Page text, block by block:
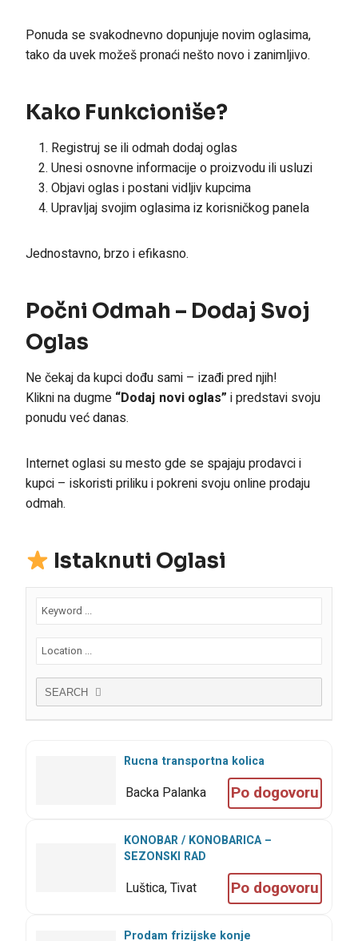
Ponuda se svakodnevno dopunjuje novim oglasima,
tako da uvek možeš pronaći nešto novo i zanimljivo.
Kako Funkcioniše?
Registruj se ili odmah dodaj oglas
Unesi osnovne informacije o proizvodu ili usluzi
Objavi oglas i postani vidljiv kupcima
Upravljaj svojim oglasima iz korisničkog panela
Jednostavno, brzo i efikasno.
Počni Odmah – Dodaj Svoj
Oglas
Ne čekaj da kupci dođu sami – izađi pred njih!
Klikni na dugme “Dodaj novi oglas” i predstavi svoju
ponudu već danas.
Internet oglasi su mesto gde se spajaju prodavci i
kupci – iskoristi priliku i pokreni svoju online prodaju
odmah.
Istaknuti Oglasi
SEARCH
Rucna transportna kolica
Backa Palanka Po dogovoru
KONOBAR / KONOBARICA –
SEZONSKI RAD
Luštica, Tivat Po dogovoru
Prodam frizijske konje